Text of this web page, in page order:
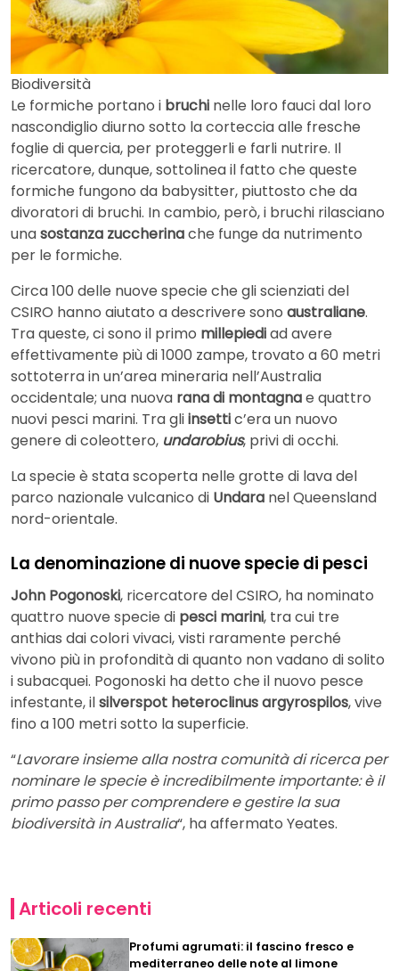
Biodiversità
Le formiche portano i bruchi nelle loro fauci dal loro
nascondiglio diurno sotto la corteccia alle fresche
foglie di quercia, per proteggerli e farli nutrire. Il
ricercatore, dunque, sottolinea il fatto che queste
formiche fungono da babysitter, piuttosto che da
divoratori di bruchi. In cambio, però, i bruchi rilasciano
unasostanza zuccherinache funge da nutrimento
per le formiche.
Circa 100 delle nuove specie che gli scienziati del
CSIRO hanno aiutato a descrivere sono australiane.
Tra queste, ci sono il primo millepiediad avere
effettivamente più di 1000 zampe, trovato a 60 metri
sottoterra in un’area mineraria nell’Australia
occidentale; una nuova rana di montagnae quattro
nuovi pesci marini. Tra gliinsettic’era un nuovo
genere di coleottero, undarobius, privi di occhi.
La specie è stata scoperta nelle grotte di lava del
parco nazionale vulcanico di Undara nel Queensland
nord-orientale.
La denominazione di nuove specie di pesci
John Pogonoski, ricercatore del CSIRO, ha nominato
quattro nuove specie di pesci marini, tra cui tre
anthias dai colori vivaci, visti raramente perché
vivono più in profondità di quanto non vadano di solito
i subacquei. Pogonoski ha detto che il nuovo pesce
infestante, ilsilverspot heteroclinus argyrospilos, vive
fino a 100 metri sotto la superficie.
“Lavorare insieme alla nostra comunità di ricerca per
nominare le specie è incredibilmente importante: è il
primo passo per comprendere e gestire la sua
biodiversità in Australia“, ha affermato Yeates.
Articoli recenti
Profumi agrumati: il fascino fresco e
mediterraneo delle note al limone